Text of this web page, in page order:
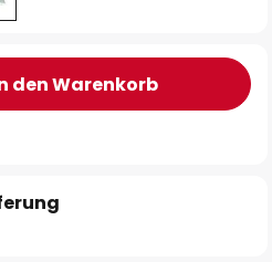
den Warenkorb